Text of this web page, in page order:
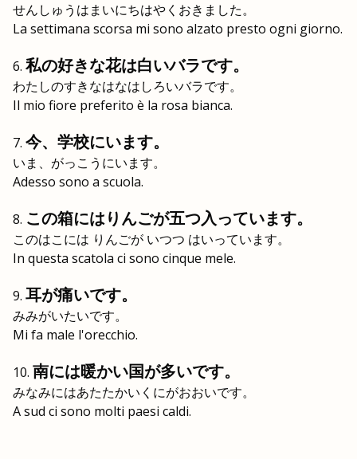
せんしゅうはまいにちはやくおきました。
La settimana scorsa mi sono alzato presto ogni giorno.
私の好きな花は白いバラです。
わたしのすきなはなはしろいバラです。
Il mio fiore preferito è la rosa bianca.
今、学校にいます。
いま、がっこうにいます。
Adesso sono a scuola.
この箱にはりんごが五つ入っています。
このはこには りんごが いつつ はいっています。
In questa scatola ci sono cinque mele.
耳が痛いです。
みみがいたいです。
Mi fa male l'orecchio.
南には暖かい国が多いです。
みなみにはあたたかいくにがおおいです。
A sud ci sono molti paesi caldi.